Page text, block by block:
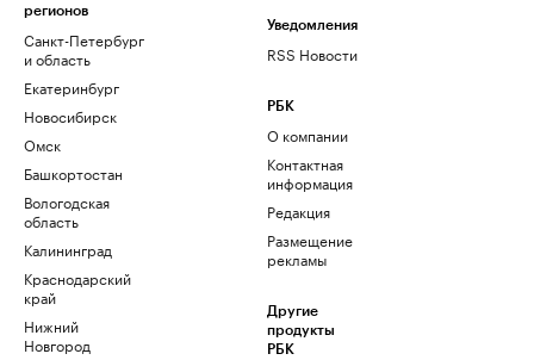
регионов
Санкт-Петербург
и область
Екатеринбург
Новосибирск
Омск
Башкортостан
Вологодская
область
Калининград
Краснодарский
край
Нижний
Новгород
Уведомления
RSS Новости
РБК
О компании
Контактная
информация
Редакция
Размещение
рекламы
Другие
продукты
РБК